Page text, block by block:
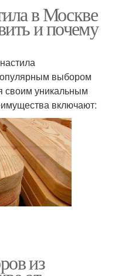
в Москве
и почему
выбором
своим уникальным
включают:
из